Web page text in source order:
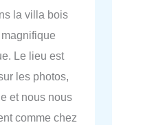
la villa bois
Le lieu est
les photos,
et nous nous
comme chez